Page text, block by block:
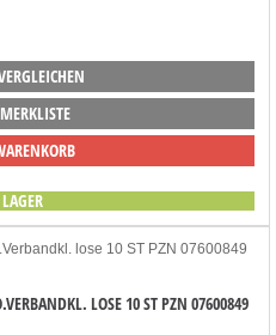
LOSE 10 ST PZN 07600849 -